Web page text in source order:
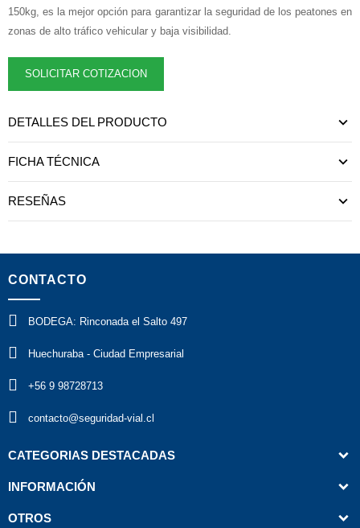
150kg, es la mejor opción para garantizar la seguridad de los peatones en
zonas de alto tráfico vehicular y baja visibilidad.
SOLICITAR COTIZACION
DETALLES DEL PRODUCTO
FICHA TÉCNICA
RESEÑAS
CONTACTO
BODEGA: Rinconada el Salto 497
Huechuraba - Ciudad Empresarial
+56 9 98728713
contacto@seguridad-vial.cl
CATEGORIAS DESTACADAS
INFORMACIÓN
OTROS